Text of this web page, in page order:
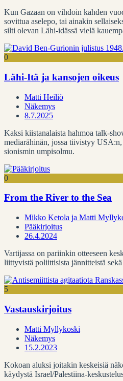
Kun Gazaan on vihdoin kahden
sovittua aselepo, tai ainakin
silti olevan Lähi-idässä vielä
0
Lähi-Itä ja kansojen oikeus
Matti Heiliö
Näkemys
8.7.2025
Kaksi kiistanalaista hahmoa talk-
mediarähinän, jossa tiivistyy USA:n,
sionismin umpisolmu.
0
From the River to the Sea
Mikko Ketola ja Matti
Pääkirjoitus
26.4.2024
Vartijassa on pariinkin otteeseen
liittyvistä poliittisista jännitteistä
5
Vastauskirjoitus
Matti Myllykoski
Näkemys
15.2.2023
Kokoan aluksi joitakin keskeisiä
käydystä Israel/Palestiina-